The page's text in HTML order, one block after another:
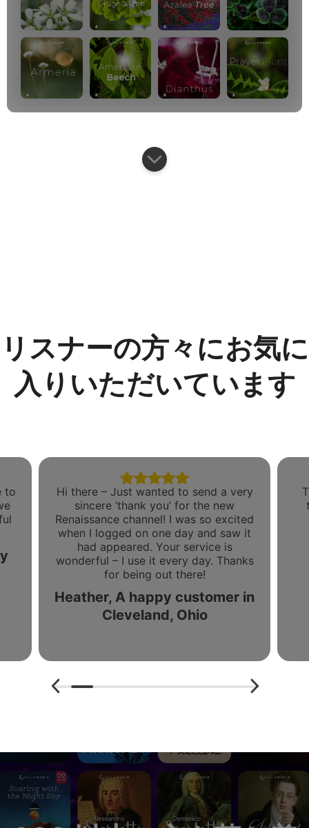
リスナーの方々にお気に
入りいただいています
to
Hi there – Just wanted to send a very
sincere ‘thank you’ for the new
Renaissance channel! I was so excited
when I logged on one day and saw it
had appeared. Your service is
wonderful – I use it every day. Thanks
for being out there!
Heather, A happy customer in
Cleveland, Ohio
オファーを取得